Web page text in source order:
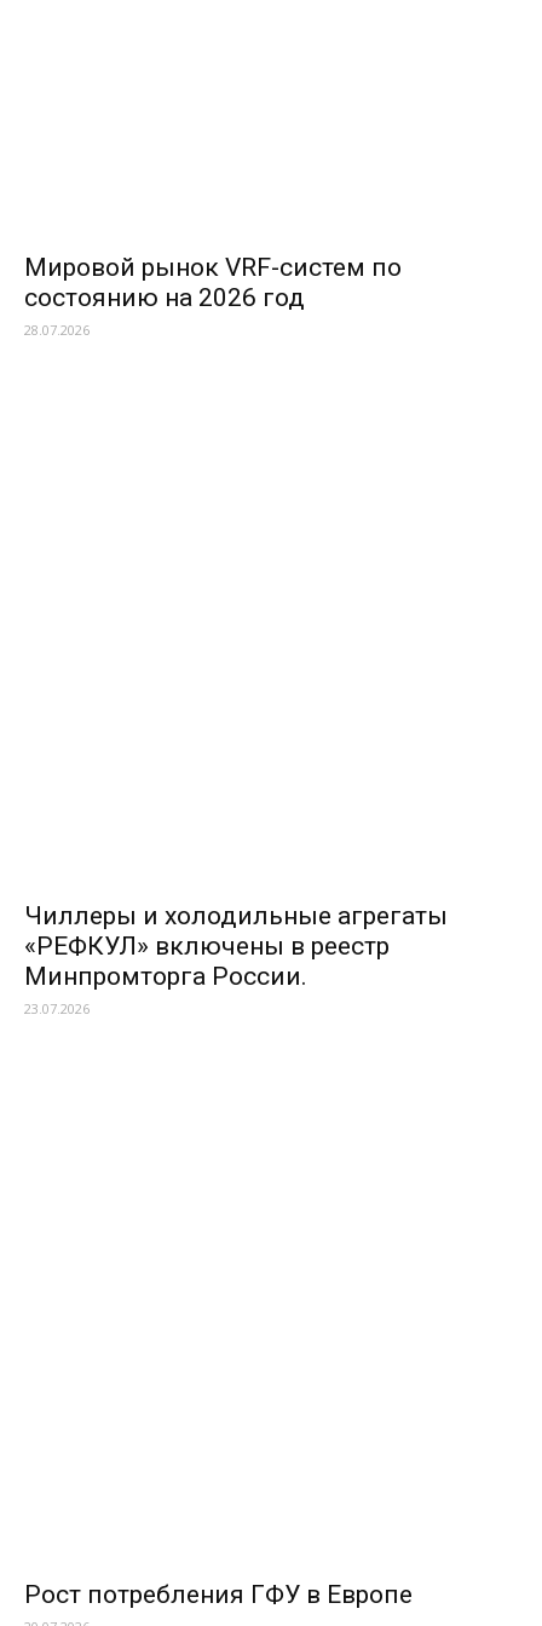
Мировой рынок VRF-систем по
состоянию на 2026 год
28.07.2026
Чиллеры и холодильные агрегаты
«РЕФКУЛ» включены в реестр
Минпромторга России.
23.07.2026
Рост потребления ГФУ в Европе